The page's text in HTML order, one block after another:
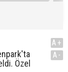
Özel
A+
A-